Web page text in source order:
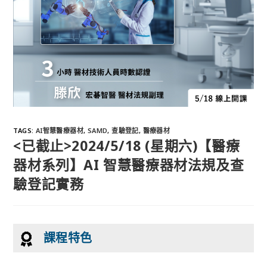
TAGS: AI智慧醫療器材, SAMD, 查驗登記, 醫療器材
<已截止>2024/5/18 (星期六)【醫療
器材系列】AI 智慧醫療器材法規及查
驗登記實務
課程特色